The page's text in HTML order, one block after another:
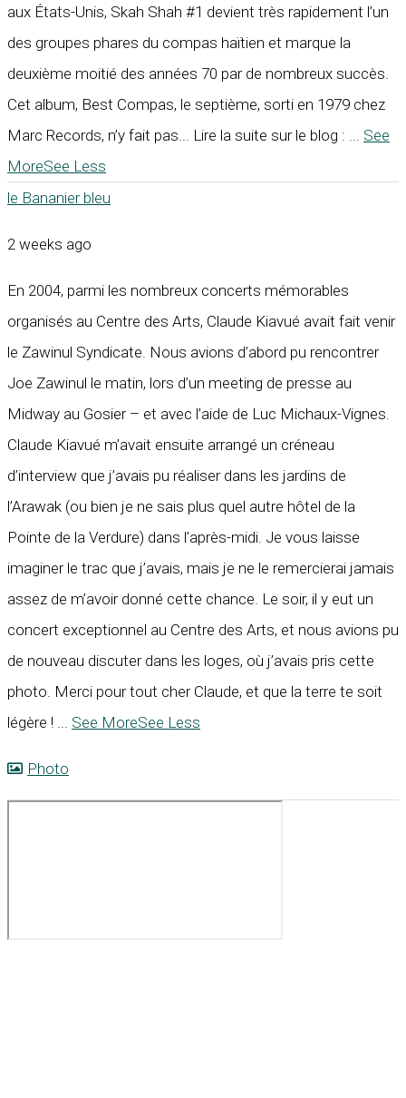
aux États-Unis, Skah Shah #1 devient très rapidement l’un
des groupes phares du compas haïtien et marque la
deuxième moitié des années 70 par de nombreux succès.
Cet album, Best Compas, le septième, sorti en 1979 chez
Marc Records, n’y fait pas... Lire la suite sur le blog :
See
MoreSee Less
le Bananier bleu
2 weeks ago
En 2004, parmi les nombreux concerts mémorables
organisés au Centre des Arts, Claude Kiavué avait fait venir
le Zawinul Syndicate. Nous avions d’abord pu rencontrer
Joe Zawinul le matin, lors d’un meeting de presse au
Midway au Gosier – et avec l’aide de Luc Michaux-Vignes.
Claude Kiavué m’avait ensuite arrangé un créneau
d’interview que j’avais pu réaliser dans les jardins de
l’Arawak (ou bien je ne sais plus quel autre hôtel de la
Pointe de la Verdure) dans l’après-midi. Je vous laisse
imaginer le trac que j’avais, mais je ne le remercierai jamais
assez de m’avoir donné cette chance. Le soir, il y eut un
concert exceptionnel au Centre des Arts, et nous avions pu
de nouveau discuter dans les loges, où j’avais pris cette
photo. Merci pour tout cher Claude, et que la terre te soit
légère !
See MoreSee Less
Photo